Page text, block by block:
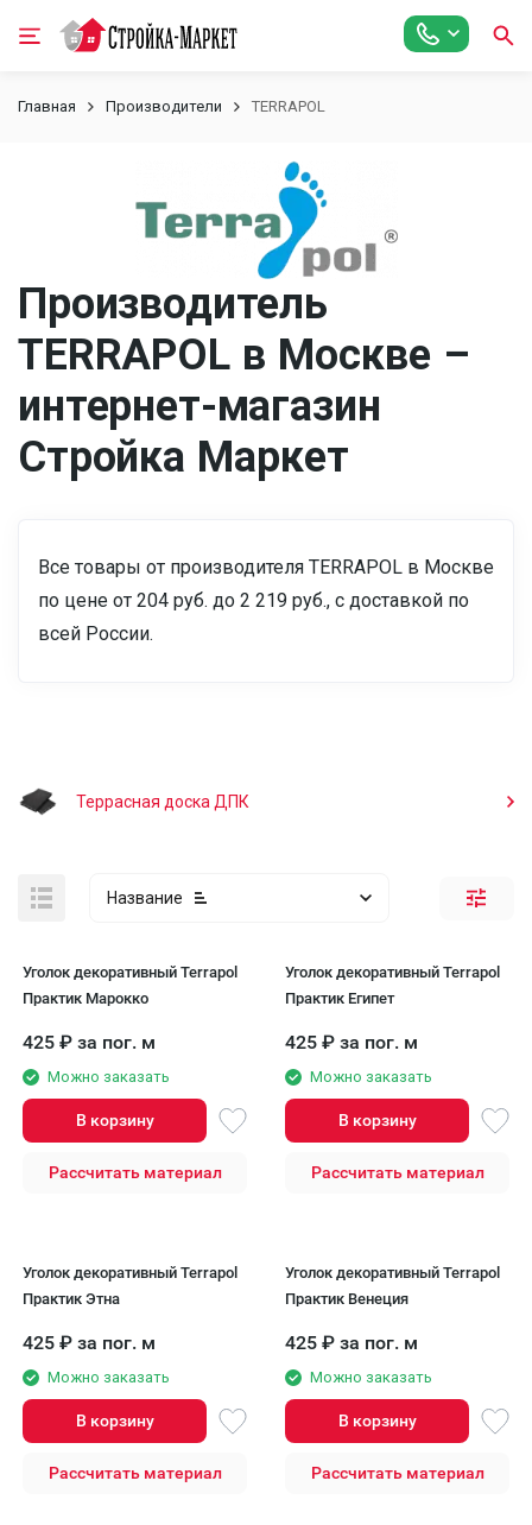
Главная Производители TERRAPOL
Производитель
TERRAPOL в Москве –
интернет-магазин
Стройка Маркет
Все товары от производителя TERRAPOL в Москве
по цене от 204 руб. до 2 219 руб., с доставкой по
всей России.
Террасная доска ДПК
Название
Уголок декоративный Terrapol
Практик Марокко
425 ₽ за пог. м
Можно заказать
В корзину
Рассчитать материал
Уголок декоративный Terrapol
Практик Египет
425 ₽ за пог. м
Можно заказать
В корзину
Рассчитать материал
Уголок декоративный Terrapol
Практик Этна
425 ₽ за пог. м
Можно заказать
В корзину
Рассчитать материал
Уголок декоративный Terrapol
Практик Венеция
425 ₽ за пог. м
Можно заказать
В корзину
Рассчитать материал